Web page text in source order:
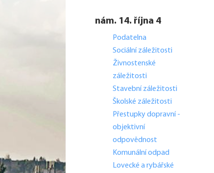
nám. 14. října 4
Podatelna
Sociální záležitosti
Živnostenské
záležitosti
Stavební záležitosti
Školské záležitosti
Přestupky dopravní -
objektivní
odpovědnost
Komunální odpad
Lovecké a rybářské